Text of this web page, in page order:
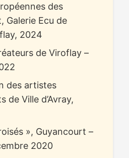
des
Galerie Ecu de
2024
de Viroflay –
des artistes
de Ville d’Avray,
», Guyancourt –
2020